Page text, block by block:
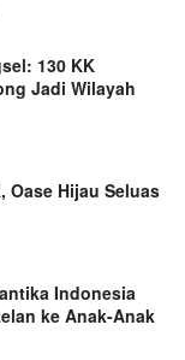
130 KK
Jadi Wilayah
Oase Hijau Seluas
Indonesia
ke Anak-Anak